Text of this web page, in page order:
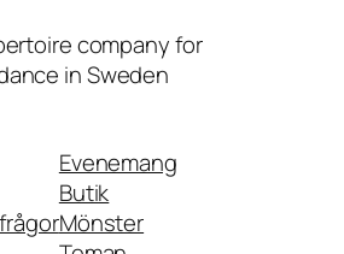
company for
in Sweden
Evenemang
Butik
Mönster